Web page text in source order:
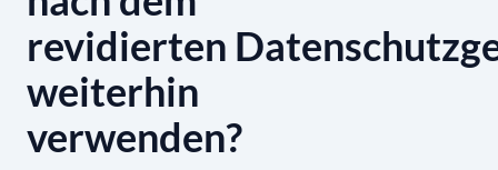
revidierten
weiterhin
verwenden?